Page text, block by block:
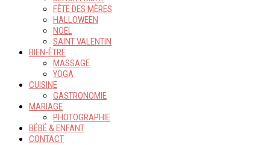
FÊTE DES MÈRES
HALLOWEEN
NOËL
SAINT VALENTIN
BIEN-ÊTRE
MASSAGE
YOGA
CUISINE
GASTRONOMIE
MARIAGE
PHOTOGRAPHIE
BÉBÉ & ENFANT
CONTACT